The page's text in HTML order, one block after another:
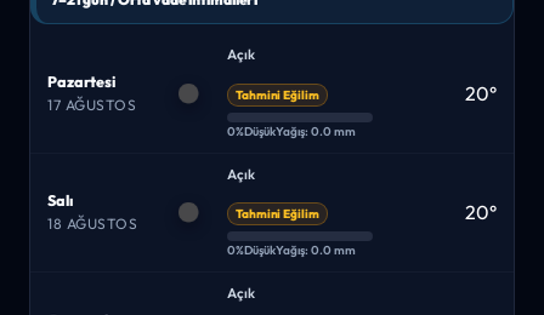
Pazartesi
17 AĞUSTOS
Açık
Tahmini Eğilim
0%DüşükYağış: 0.0 mm
20°
Salı
18 AĞUSTOS
Açık
Tahmini Eğilim
0%DüşükYağış: 0.0 mm
20°
Açık